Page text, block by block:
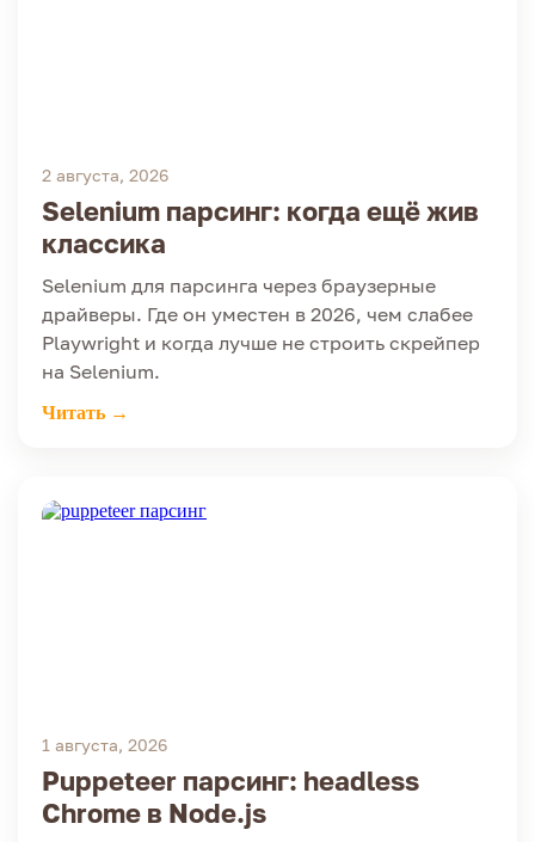
2 августа, 2026
Selenium парсинг: когда ещё жив
классика
Selenium для парсинга через браузерные
драйверы. Где он уместен в 2026, чем слабее
Playwright и когда лучше не строить скрейпер
на Selenium.
Читать →
1 августа, 2026
Puppeteer парсинг: headless
Chrome в Node.js